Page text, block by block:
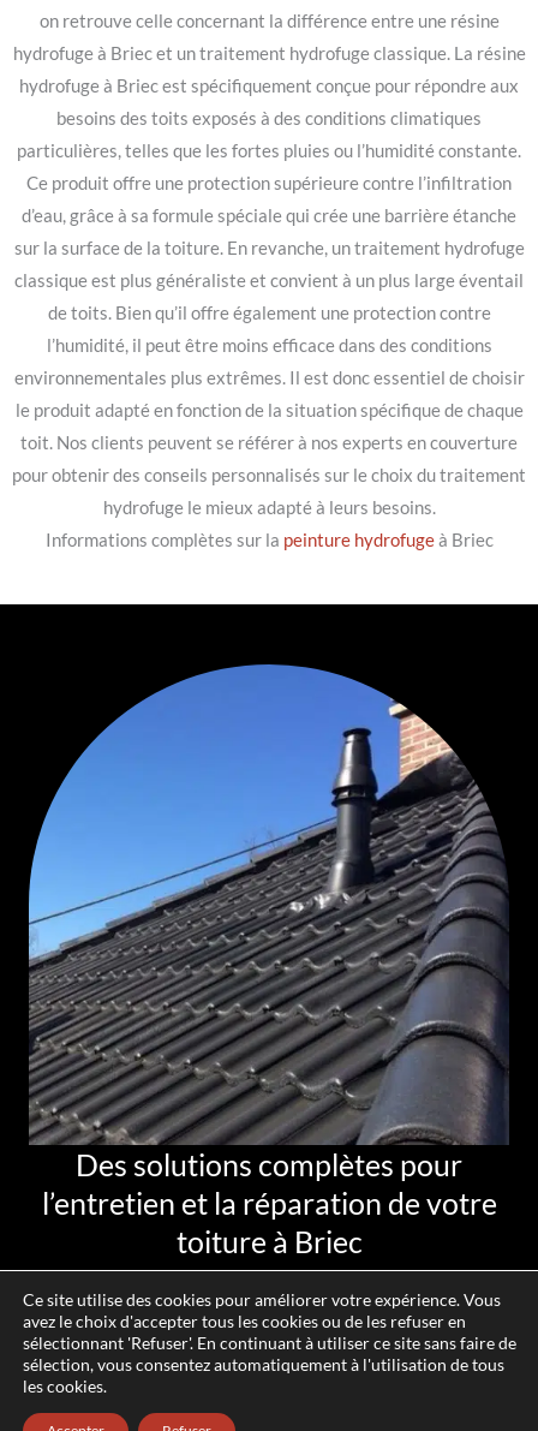
on retrouve celle concernant la différence entre une résine
hydrofuge à Briec et un traitement hydrofuge classique. La résine
hydrofuge à Briec est spécifiquement conçue pour répondre aux
besoins des toits exposés à des conditions climatiques
particulières, telles que les fortes pluies ou l’humidité constante.
Ce produit offre une protection supérieure contre l’infiltration
d’eau, grâce à sa formule spéciale qui crée une barrière étanche
sur la surface de la toiture. En revanche, un traitement hydrofuge
classique est plus généraliste et convient à un plus large éventail
de toits. Bien qu’il offre également une protection contre
l’humidité, il peut être moins efficace dans des conditions
environnementales plus extrêmes. Il est donc essentiel de choisir
le produit adapté en fonction de la situation spécifique de chaque
toit. Nos clients peuvent se référer à nos experts en couverture
pour obtenir des conseils personnalisés sur le choix du traitement
hydrofuge le mieux adapté à leurs besoins.
Informations complètes sur la peinture hydrofugeà Briec
Des solutions complètes pour
l’entretien et la réparation de votre
toiture à Briec
Notreéquipe de couvreursest experte enréparation de toit
et travaille en synergie avec notre équipe defaçadiers pour
offrir une solution complète à l’entretien et la rénovation de
votre propriété.
NOUS CONTACTER
Ce site utilise des cookies pour améliorer votre expérience. Vous
avez le choix d'accepter tous les cookies ou de les refuser en
sélectionnant 'Refuser'. En continuant à utiliser ce site sans faire de
sélection, vous consentez automatiquement à l'utilisation de tous
les cookies.